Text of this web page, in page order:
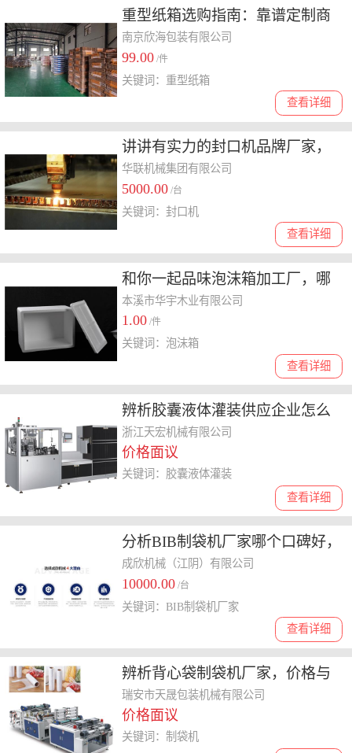
重型纸箱选购指南：靠谱定制商
家与防静电功能的之选
南京欣海包装有限公司
99.00 /件
查看详细
关键词：重型纸箱
讲讲有实力的封口机品牌厂家，
怎么选择更靠谱
华联机械集团有限公司
5000.00 /台
查看详细
关键词：封口机
和你一起品味泡沫箱加工厂，哪
家性价比高、值得选购
本溪市华宇木业有限公司
1.00 /件
查看详细
关键词：泡沫箱
辨析胶囊液体灌装供应企业怎么
选，哪个品牌更来聊聊
浙江天宏机械有限公司
价格面议
查看详细
关键词：胶囊液体灌装
分析BIB制袋机厂家哪个口碑好，
结合实际案例说明
成欣机械（江阴）有限公司
10000.00 /台
查看详细
关键词：BIB制袋机厂家
辨析背心袋制袋机厂家，价格与
质量如何平衡
瑞安市天晟包装机械有限公司
价格面议
关键词：制袋机